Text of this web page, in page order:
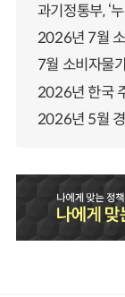
과기정통부, ‘
2026년 7월
7월 소비자물
2026년 한국
2026년 5월